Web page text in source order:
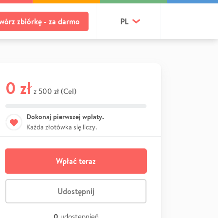
zbiórkę - za darmo PL
0 zł z 500 zł (Cel)
Dokonaj pierwszej wpłaty.
Każda złotówka się liczy.
Wpłać teraz
Udostępnij